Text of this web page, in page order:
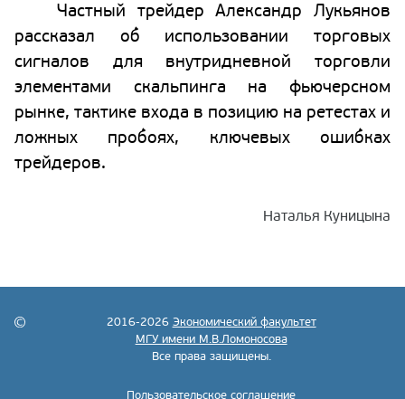
Частный трейдер Александр Лукьянов
рассказал об использовании торговых
сигналов для внутридневной торговли
элементами скальпинга на фьючерсном
рынке, тактике входа в позицию на ретестах и
ложных пробоях, ключевых ошибках
трейдеров.
Наталья Куницына
2016-2026 Экономический факультет
МГУ имени М.В.Ломоносова
Все права защищены.
Пользовательское соглашение